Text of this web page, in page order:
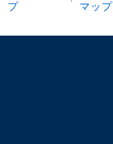
プ
マップ